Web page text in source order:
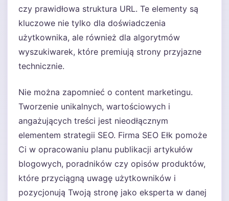
czy prawidłowa struktura URL. Te elementy są
kluczowe nie tylko dla doświadczenia
użytkownika, ale również dla algorytmów
wyszukiwarek, które premiują strony przyjazne
technicznie.
Nie można zapomnieć o content marketingu.
Tworzenie unikalnych, wartościowych i
angażujących treści jest nieodłącznym
elementem strategii SEO. Firma SEO Ełk pomoże
Ci w opracowaniu planu publikacji artykułów
blogowych, poradników czy opisów produktów,
które przyciągną uwagę użytkowników i
pozycjonują Twoją stronę jako eksperta w danej